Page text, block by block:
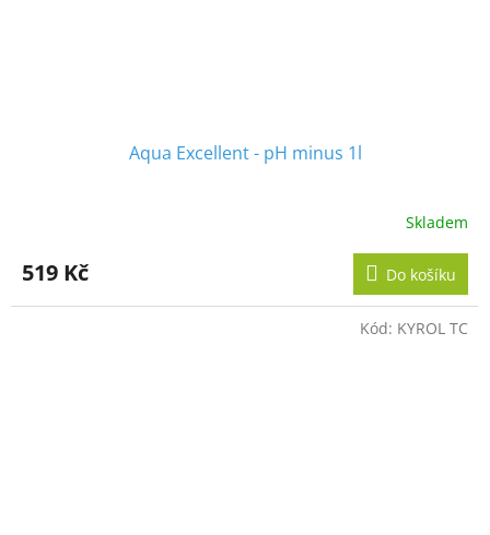
Aqua Excellent - pH minus 1l
Skladem
519 Kč Do košíku
Kód: KYROL TC